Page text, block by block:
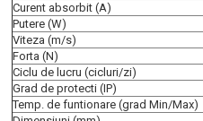
Curent absorbit (A)
Putere (W)
Viteza (m/s)
Forta (N)
Ciclu de lucru (cicluri/zi)
Grad de protecti (IP)
Temp. de funtionare (grad Min/Max)